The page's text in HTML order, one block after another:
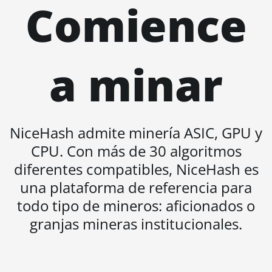
BITMAIN AntMiner L7
BITMAIN AntMiner L9
BITMAIN AntMiner L9
(17Gh)
Hyd 2U (27Gh)
BITMAIN AntMiner S11
BITMAIN AntMiner S15
BITMAIN AntMiner S17
BITMAIN AntMiner S17
(53Th)
Comience
a minar
NiceHash admite minería ASIC, GPU y
CPU. Con más de 30 algoritmos
diferentes compatibles, NiceHash es
una plataforma de referencia para
todo tipo de mineros: aficionados o
granjas mineras institucionales.